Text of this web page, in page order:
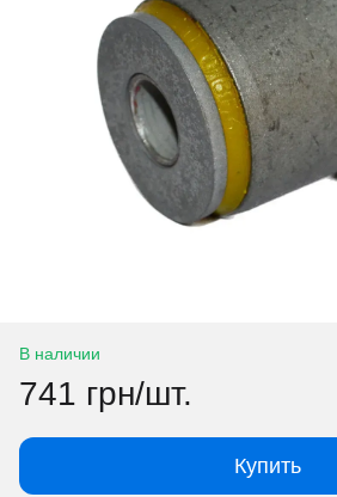
В наличии
741 грн/шт.
Купить